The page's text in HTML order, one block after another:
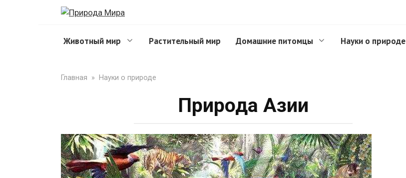
Животный мир Растительный мир Домашние питомцы Науки о природе
Главная » Науки о природе
Природа Азии